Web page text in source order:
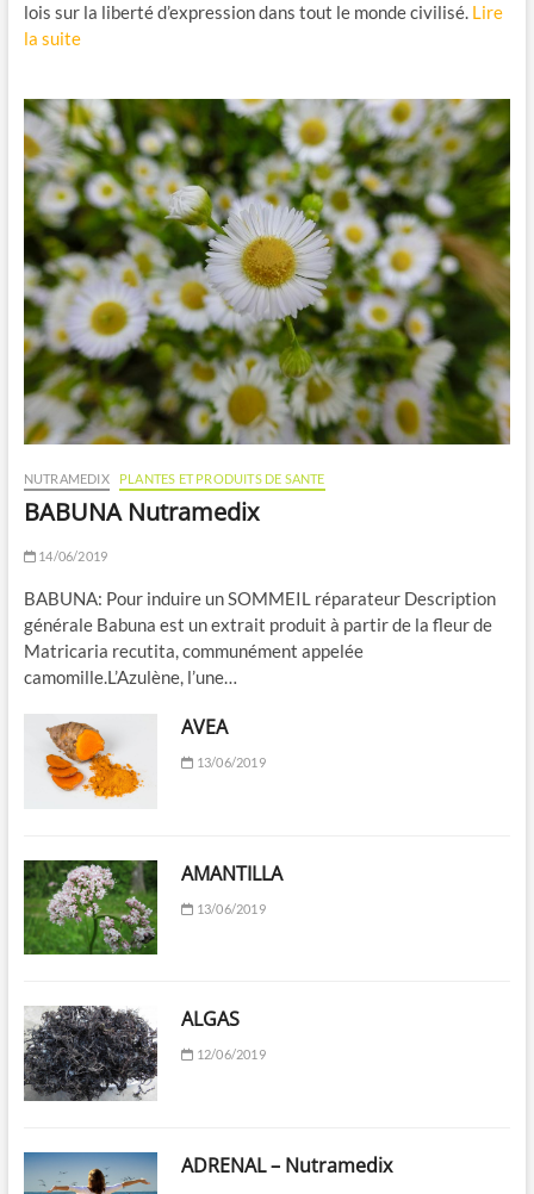
lois sur la liberté d’expression dans tout le monde civilisé. Lire
la suite
NUTRAMEDIX PLANTES ET PRODUITS DE SANTE
BABUNA Nutramedix
14/06/2019
BABUNA: Pour induire un SOMMEIL réparateur Description
générale Babuna est un extrait produit à partir de la fleur de
Matricaria recutita, communément appelée
camomille.L’Azulène, l’une…
AVEA
13/06/2019
AMANTILLA
13/06/2019
ALGAS
12/06/2019
ADRENAL – Nutramedix